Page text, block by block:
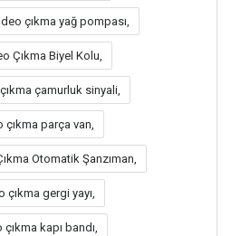
çıkma yağ pompası,
Çıkma Biyel Kolu,
çamurluk sinyali,
parça van,
Otomatik Şanzıman,
gergi yayı,
kapı bandı,